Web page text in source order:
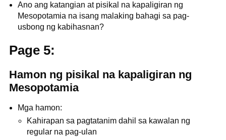
Ano ang katangian at pisikal na kapaligiran ng
Mesopotamia na isang malaking bahagi sa pag-
usbong ng kabihasnan?
Page 5:
Hamon ng pisikal na kapaligiran ng
Mesopotamia
Mga hamon:
Kahirapan sa pagtatanim dahil sa kawalan ng
regular na pag-ulan